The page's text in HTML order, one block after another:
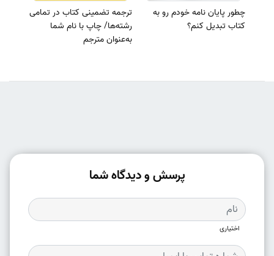
چطور پایان نامه خودم رو به
کتاب تبدیل کنم؟
ترجمه تضمینی کتاب در تمامی
رشته‌ها/ چاپ با نام شما
به‌عنوان مترجم
پرسش و دیدگاه شما
اختیاری